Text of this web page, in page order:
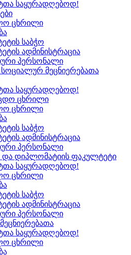
საყურადღებოდ!
ცხრილი
საბჭო
ადმინისტრაცია
პერსონალი
სოციალურ მეცნიერებათა
საყურადღებოდ!
ცხრილი
ცხრილი
საბჭო
ადმინისტრაცია
პერსონალი
და დიპლომატიის ფაკულტეტი
საყურადღებოდ!
ცხრილი
საბჭო
ადმინისტრაცია
პერსონალი
საყურადღებოდ!
ცხრილი